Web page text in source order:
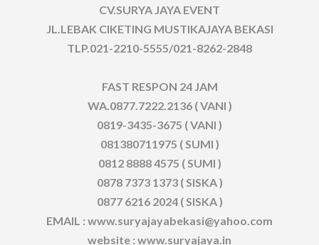
CV.SURYA JAYA EVENT
JL.LEBAK CIKETING MUSTIKAJAYA BEKASI
TLP.021-2210-5555/021-8262-2848
FAST RESPON 24 JAM
WA.0877.7222.2136 ( VANI )
0819-3435-3675 ( VANI )
081380711975 ( SUMI )
0812 8888 4575 ( SUMI )
0878 7373 1373 ( SISKA )
0877 6216 2024 ( SISKA )
EMAIL : www.suryajayabekasi@yahoo.com
website : www.suryajaya.in